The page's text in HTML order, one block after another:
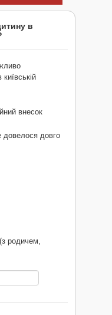
в
внесок
довелося довго
родичем,